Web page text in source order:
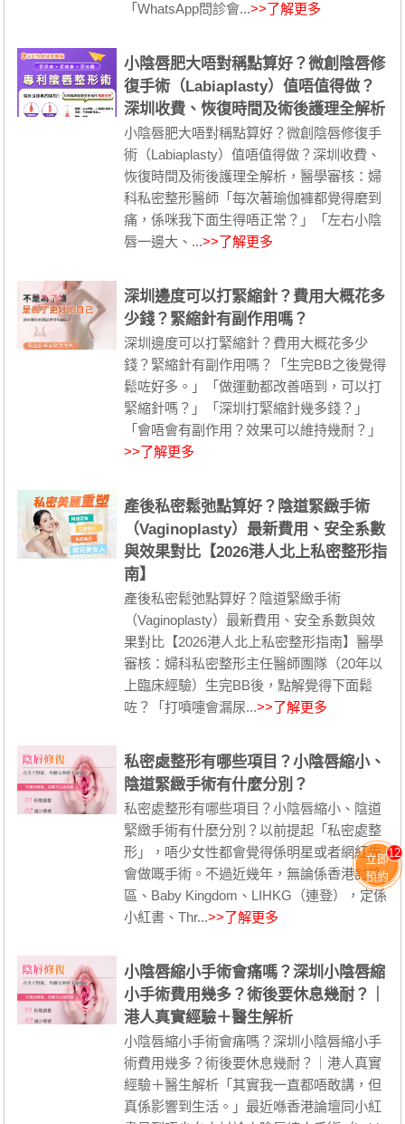
「WhatsApp問診會...>>了解更多
小陰唇肥大唔對稱點算好？微創陰唇修
復手術（Labiaplasty）值唔值得做？
深圳收費、恢復時間及術後護理全解析
小陰唇肥大唔對稱點算好？微創陰唇修復手
術（Labiaplasty）值唔值得做？深圳收費、
恢復時間及術後護理全解析，醫學審核：婦
科私密整形醫師「每次著瑜伽褲都覺得磨到
痛，係咪我下面生得唔正常？」「左右小陰
唇一邊大、...>>了解更多
深圳邊度可以打緊縮針？費用大概花多
少錢？緊縮針有副作用嗎？
深圳邊度可以打緊縮針？費用大概花多少
錢？緊縮針有副作用嗎？「生完BB之後覺得
鬆咗好多。」「做運動都改善唔到，可以打
緊縮針嗎？」「深圳打緊縮針幾多錢？」
「會唔會有副作用？效果可以維持幾耐？」
>>了解更多
產後私密鬆弛點算好？陰道緊緻手術
（Vaginoplasty）最新費用、安全系數
與效果對比【2026港人北上私密整形指
南】
產後私密鬆弛點算好？陰道緊緻手術
（Vaginoplasty）最新費用、安全系數與效
果對比【2026港人北上私密整形指南】醫學
審核：婦科私密整形主任醫師團隊（20年以
上臨床經驗）生完BB後，點解覺得下面鬆
咗？「打噴嚏會漏尿...>>了解更多
私密處整形有哪些項目？小陰唇縮小、
陰道緊緻手術有什麼分別？
私密處整形有哪些項目？小陰唇縮小、陰道
緊緻手術有什麼分別？以前提起「私密處整
形」，唔少女性都會覺得係明星或者網紅先
會做嘅手術。不過近幾年，無論係香港討論
區、Baby Kingdom、LIHKG（連登），定係
小紅書、Thr...>>了解更多
小陰唇縮小手術會痛嗎？深圳小陰唇縮
小手術費用幾多？術後要休息幾耐？｜
港人真實經驗＋醫生解析
小陰唇縮小手術會痛嗎？深圳小陰唇縮小手
術費用幾多？術後要休息幾耐？｜港人真實
經驗＋醫生解析「其實我一直都唔敢講，但
真係影響到生活。」最近喺香港論壇同小紅
立即
預約
12